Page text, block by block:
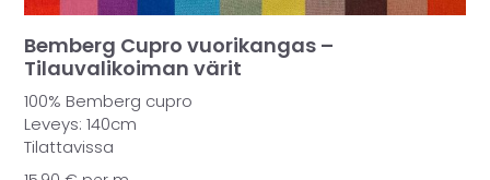
Bemberg Cupro vuorikangas –
Tilauvalikoiman värit
100% Bemberg cupro
Leveys: 140cm
Tilattavissa